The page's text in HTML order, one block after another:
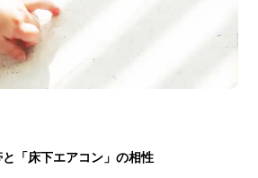
「床下エアコン」の相性